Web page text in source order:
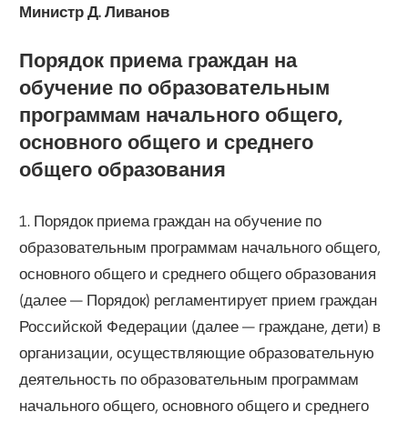
Министр Д. Ливанов
Порядок приема граждан на
обучение по образовательным
программам начального общего,
основного общего и среднего
общего образования
1. Порядок приема граждан на обучение по
образовательным программам начального общего,
основного общего и среднего общего образования
(далее — Порядок) регламентирует прием граждан
Российской Федерации (далее — граждане, дети) в
организации, осуществляющие образовательную
деятельность по образовательным программам
начального общего, основного общего и среднего